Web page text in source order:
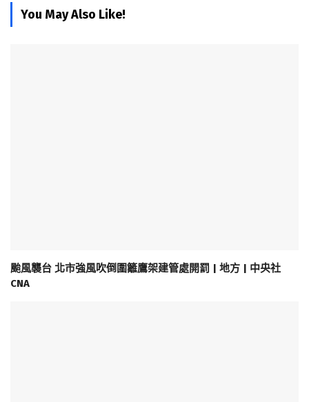
You May Also Like!
颱風襲台 北市強風吹倒圍籬鷹架建管處開罰 | 地方 | 中央社
CNA